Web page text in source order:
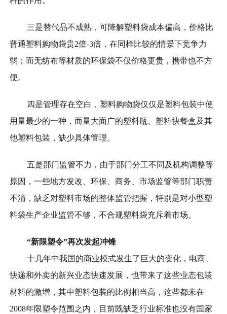
三是替代品不成熟，可降解塑料袋成本偏高，价格比
普通塑料购物袋贵2倍-3倍，在同样比较的情景下竞争力
弱；而无纺布等材质的环保袋不仅价格更贵，携带也不方
便。
四是管理存在空白，塑料购物袋仅仅是塑料包装中使
用量最少的一种，而量大面广的塑料瓶、塑料快餐盒及其
他塑料包装，缺少具体管理。
五是部门监管不力，由于部门分工不同及机构调整等
原因，一些地方发改、环保、商务、市场监管等部门职责
不清，缺乏对塑料市场的整体监管把握，特别是对小型塑
料袋生产企业监管不够，不合规塑料袋充斥着市场。
“新限塑令”再次发起冲锋
十几年中我国的商业模式发生了巨大的变化，电商、
快递和外卖的新兴业态快速发展，也带来了这些业态包装
材料的激增，其中塑料包装的比例相当高，这些都未在
2008年限塑令范围之内，目前既缺乏行业标准也没有国家